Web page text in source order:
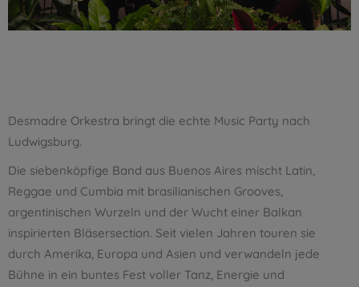
Desmadre Orkestra bringt die echte Music Party nach
Ludwigsburg.
Die siebenköpfige Band aus Buenos Aires mischt Latin,
Reggae und Cumbia mit brasilianischen Grooves,
argentinischen Wurzeln und der Wucht einer Balkan
inspirierten Bläsersection. Seit vielen Jahren touren sie
durch Amerika, Europa und Asien und verwandeln jede
Bühne in ein buntes Fest voller Tanz, Energie und